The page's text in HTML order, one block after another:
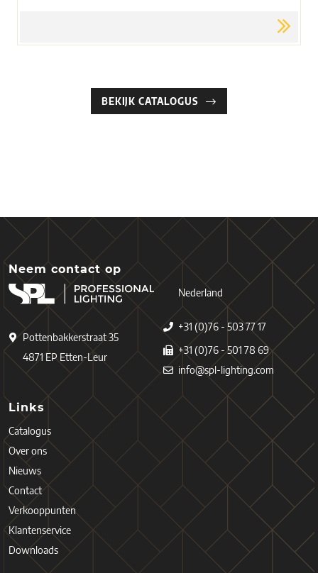
BEKIJK CATALOGUS
Neem contact op
Pottenbakkerstraat 35
4871 EP Etten-Leur
Nederland
+31 (0)76 - 503 77 17
+31 (0)76 - 501 78 69
info@spl-lighting.com
Links
Catalogus
Over ons
Nieuws
Contact
Verkooppunten
Klantenservice
Downloads